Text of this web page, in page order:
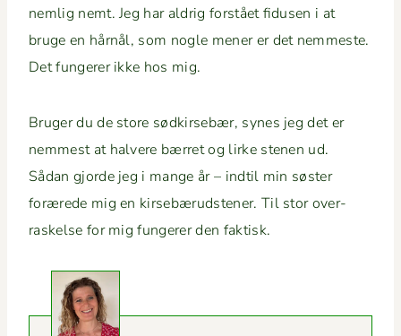
nem­lig nemt. Jeg har aldrig forstået fidusen i at
bruge en hårnål, som nogle men­er er det nemmeste.
Det fun­ger­er ikke hos mig.
Bruger du de store sød­kirse­bær, synes jeg det er
nemmest at hal­vere bær­ret og lirke ste­nen ud.
Sådan gjorde jeg i mange år – indtil min søster
forærede mig en kirse­bærud­sten­er. Til stor over­
raskelse for mig fun­ger­er den faktisk.